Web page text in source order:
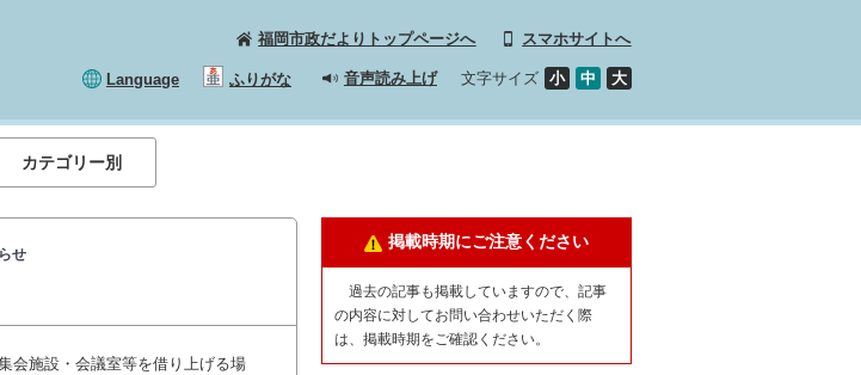
福岡市政だよりトップページへ スマホサイトへ
Language ふりがな 音声読み上げ 文字サイズ 小 中 大
カテゴリー別
せ
会施設・会議室等を借り上げる場
掲載時期にご注意ください
過去の記事も掲載していますので、記事
の内容に対してお問い合わせいただく際
は、掲載時期をご確認ください。